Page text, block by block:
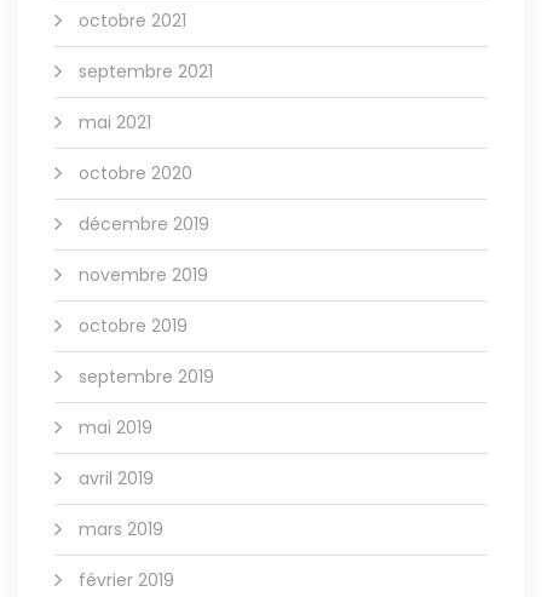
octobre 2021
septembre 2021
mai 2021
octobre 2020
décembre 2019
novembre 2019
octobre 2019
septembre 2019
mai 2019
avril 2019
mars 2019
février 2019